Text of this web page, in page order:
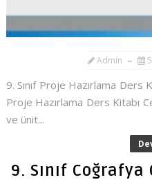
Admin
9. Sınıf Proje Hazırlama Ders
Proje Hazırlama Ders Kitabı
ve ünit...
9. Sınıf Coğrafya